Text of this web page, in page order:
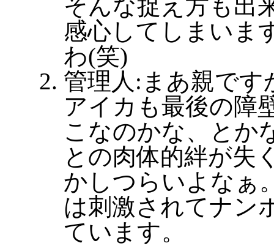
そんな捉え方も出
感心してしまいま
わ(笑)
管理人:まあ親です
アイカも最後の障
こなのかな、とか
との肉体的絆が失
かしつらいよな
は刺激されてナン
ています。